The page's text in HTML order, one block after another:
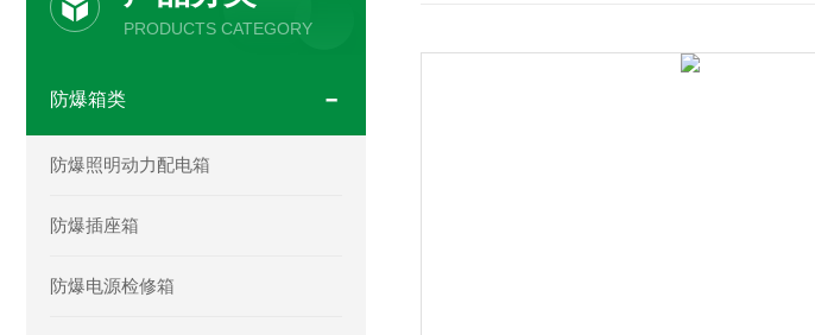
PRODUCTS CATEGORY
防爆箱类
防爆照明动力配电箱
防爆插座箱
防爆电源检修箱